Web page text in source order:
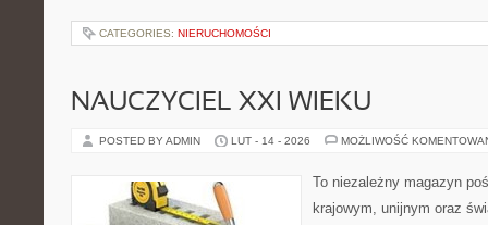
CATEGORIES: NIERUCHOMOŚCI
NAUCZYCIEL XXI WIEKU
POSTED BY ADMIN LUT - 14 - 2026 MOŻLIWOŚĆ
To niezależny magazyn
krajowym, unijnym oraz